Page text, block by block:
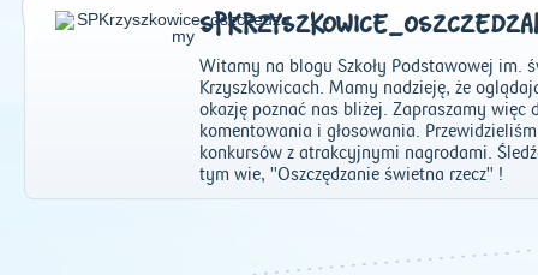
Witamy na blogu Szkoły Podstawowej im.
Krzyszkowicach. Mamy nadzieję, że
okazję poznać nas bliżej. Zapraszamy
komentowania i głosowania.
konkursów z atrakcyjnymi nagrodami.
tym wie, "Oszczędzanie świetna rzecz" !
2011| 2012|